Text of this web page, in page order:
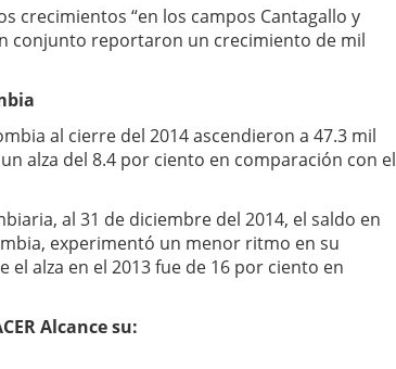
crecimientos “en los campos Cantagallo y
conjunto reportaron un crecimiento de mil
al cierre del 2014 ascendieron a 47.3 mil
alza del 8.4 por ciento en comparación con el
al 31 de diciembre del 2014, el saldo en
experimentó un menor ritmo en su
alza en el 2013 fue de 16 por ciento en
Alcance su: